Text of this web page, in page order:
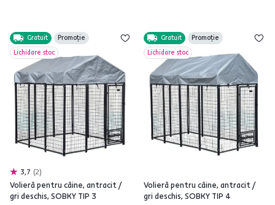
Gratuit
Promoție
Lichidare stoc
3,7 2
Volieră pentru câine, antracit /
gri deschis, SOBKY TIP 3
Gratuit
Promoție
Lichidare stoc
Volieră pentru câine, antracit /
gri deschis, SOBKY TIP 4